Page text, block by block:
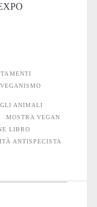
VEGANISMO
ANIMALI
MOSTRA VEGAN
LIBRO
ANTISPECISTA